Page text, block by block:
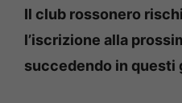
Il club rossonero
l’iscrizione alla
succedendo in questi